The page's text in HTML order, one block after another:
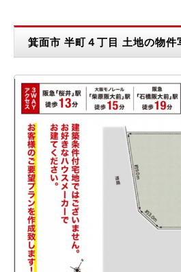
箕面市 半町４丁目 土地の物件